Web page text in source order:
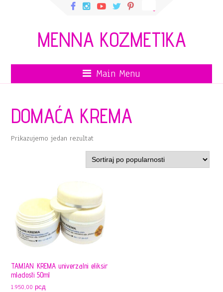
MENNA KOZMETIKA
Main Menu
DOMAĆA KREMA
Prikazujemo jedan rezultat
TAMJAN KREMA univerzalni eliksir
mladosti 50ml
1.950,00рсд